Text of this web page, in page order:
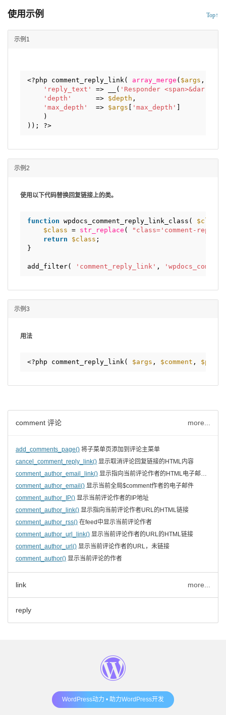
comment 评论 more...
add_comments_page() 将子菜单页添加到评论主菜单
cancel_comment_reply_link() 显示取消评论回复链接的HTML内容
comment_author_email_link() 显示指向当前评论作者的HTML电子邮件链接
comment_author_email() 显示当前全局$comment作者的电子邮件
comment_author_IP() 显示当前评论作者的IP地址
comment_author_link() 显示指向当前评论作者URL的HTML链接
comment_author_rss() 在feed中显示当前评论作者
comment_author_url_link() 显示当前评论作者的URL的HTML链接
comment_author_url() 显示当前评论作者的URL，未链接
comment_author() 显示当前评论的作者
link more...
reply
使用示例 Top↑
示例1
<?php comment_reply_link( array_merge ( $args ,
'reply_text'
=> __( 'Responder <span>&darr;</
'depth'
=> $depth ,
'max_depth'
=> $args 'max_depth'
)
)); ?>
示例2
使用以下代码替换回复链接上的类。
function wpdocs_comment_reply_link_class( $class
$class = str_replace (
"class='comment-
return
$class ;
}
add_filter( 'comment_reply_link' ,
示例3
用法
<?php comment_reply_link( $args , $comment , $post
WordPress动力 • 助力WordPress开发